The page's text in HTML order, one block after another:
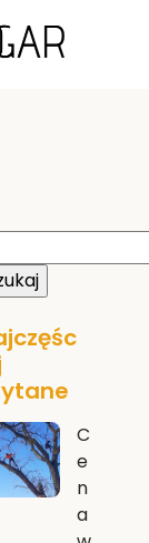
C
e
n
a